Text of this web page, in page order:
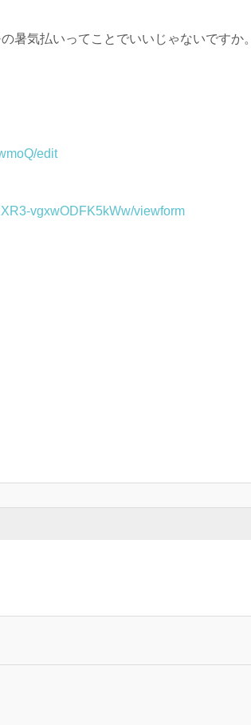
暑気払いってことでいいじゃないですか。
edit
vgxwODFK5kWw/viewform